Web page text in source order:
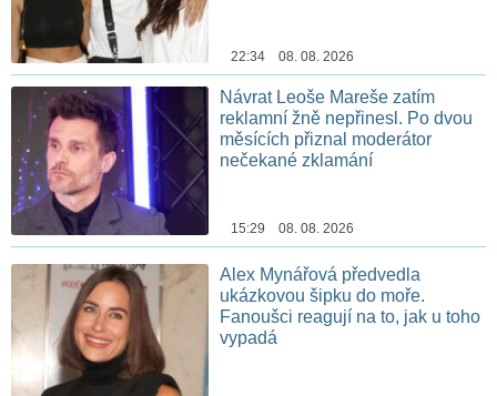
22:34 08. 08. 2026
Návrat Leoše Mareše zatím
reklamní žně nepřinesl. Po dvou
měsících přiznal moderátor
nečekané zklamání
15:29 08. 08. 2026
Alex Mynářová předvedla
ukázkovou šipku do moře.
Fanoušci reagují na to, jak u toho
vypadá